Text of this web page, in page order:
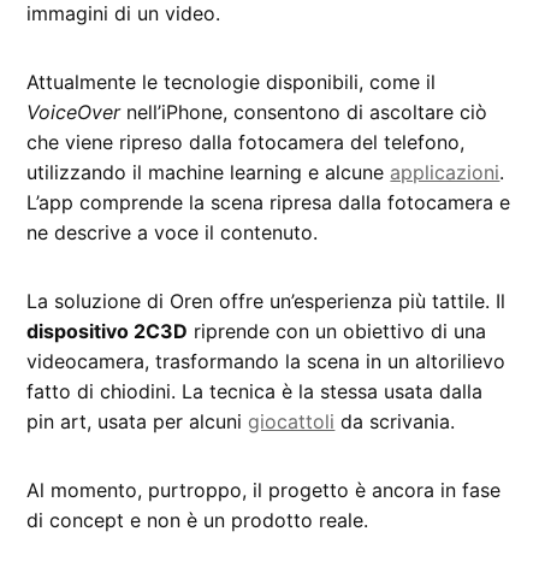
immagini di un video.
Attualmente le tecnologie disponibili, come il
VoiceOvernell’iPhone, consentono di ascoltare ciò
che viene ripreso dalla fotocamera del telefono,
utilizzando il machine learning e alcune applicazioni.
L’app comprende la scena ripresa dalla fotocamera e
ne descrive a voce il contenuto.
La soluzione di Oren offre un’esperienza più tattile. Il
dispositivo 2C3D riprende con un obiettivo di una
videocamera, trasformando la scena in un altorilievo
fatto di chiodini. La tecnica è la stessa usata dalla
pin art, usata per alcuni giocattoli da scrivania.
Al momento, purtroppo, il progetto è ancora in fase
di concept e non è un prodotto reale.